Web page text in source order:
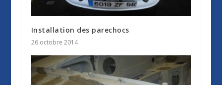
Installation des parechocs
26 octobre 2014